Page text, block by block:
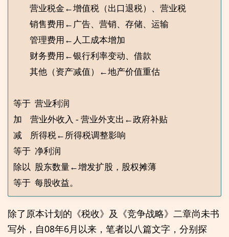
等于  营业利润
加    营业外收入 - 营业外支出←政府补贴
减    所得税←所得税调整影响
等于  净利润
除以  股东数量←增发扩股，股权摊薄
除了原本计划的《税收》及《竞争战略》二章尚未书
写外，自08年6月以来，笔者以八篇文字，分别探